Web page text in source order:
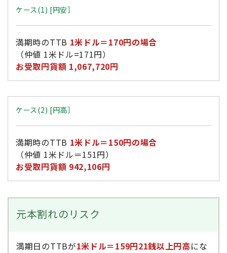
ケース(1) [円安］
満期時のTTB 1米ドル＝170円の場合
（仲値 1米ドル=171円）
お受取円貨額 1,067,720円
ケース(2) [円高］
満期時のTTB 1米ドル＝150円の場合
（仲値 1米ドル＝151円）
お受取円貨額 942,106円
元本割れのリスク
満期日のTTBが1米ドル＝159円21銭以上円高にな